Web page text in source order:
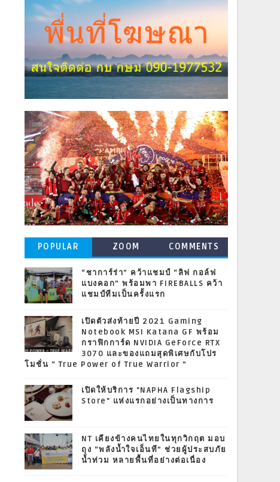
POPULAR
POSTS
ZOOM COMMENTS
“ชาการ์ร่า” คว้าแชมป์ “ลิฟ กอล์ฟ
แบงคอก” พร้อมพา FIREBALLS คว้า
แชมป์ทีมเป็นครั้งแรก
เปิดตัวส่งท้ายปี 2021 Gaming
Notebook MSI Katana GF พร้อม
กราฟิกการ์ด NVIDIA GeForce RTX
3070 และของแถมสุดพิเศษกับโปร
โมชั่น “ True Power of True Warrior ”
เปิดให้บริการ "NAPHA Flagship
Store" แห่งแรกอย่างเป็นทางการ
NT เคียงข้างคนไทยในทุกวิกฤต มอบ
ถุง “พลังน้ำใจเอ็นที” ช่วยผู้ประสบภัย
น้ำท่วม หลายพื้นที่อย่างต่อเนื่อง